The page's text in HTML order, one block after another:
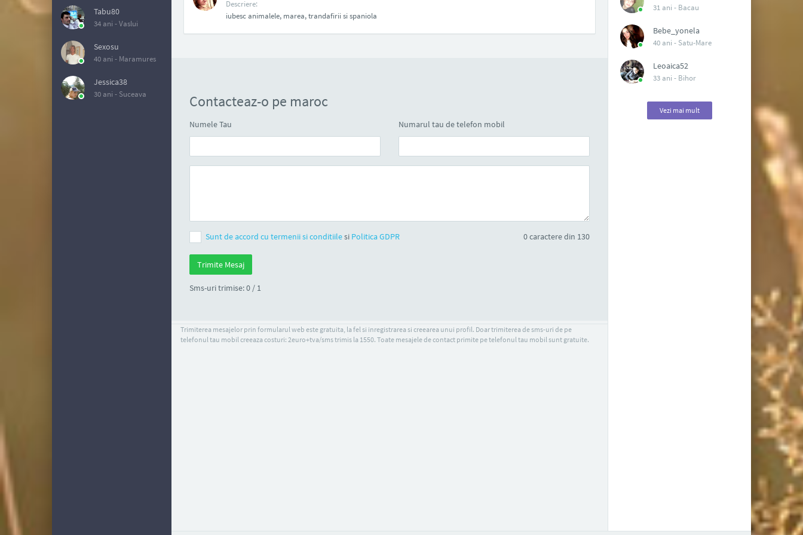
Tabu80
34 ani -Vaslui
Sexosu
40 ani - Maramures
Jessica38
30 ani - Suceava
Descriere:
iubesc animalele, marea, trandafirii si spaniola
Contacteaz-o pe maroc
Numele Tau Numarul tau de telefon mobil
Sunt de accord cu termenii si conditiilesi Politica GDPR 0caractere din 130
Sms-uri trimise: 0 / 1
Trimiterea mesajelor prin formularul web este gratuita, la fel si inregistrarea si creearea unui profil. Doar trimiterea de sms-uri de pe
telefonul tau mobil creeaza costuri: 2euro+tva/sms trimis la 1550. Toate mesajele de contact primite pe telefonul tau mobil sunt gratuite.
31 ani - Bacau
Bebe_yonela
40 ani - Satu-Mare
Leoaica52
33 ani - Bihor
Vezi mai mult